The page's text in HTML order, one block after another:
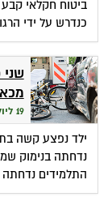
ביטוח חקלאי
כנדרש על ידי
19 ליולי 2026
ילד נפצע קשה
נדחתה בנימוק
התלמידים נדחתה